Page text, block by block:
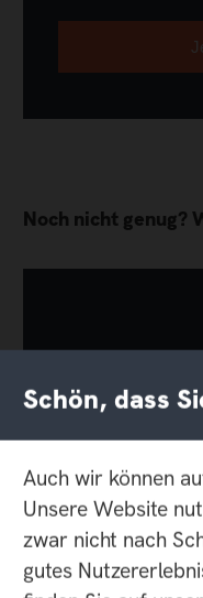
Noch nicht genug?
Schön, dass
Auch wir können
Unsere Website
zwar nicht nach
gutes